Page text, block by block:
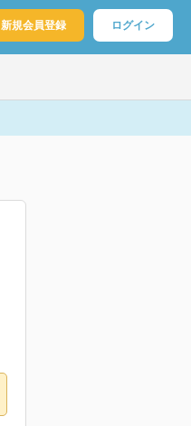
新規会員登録 ログイン